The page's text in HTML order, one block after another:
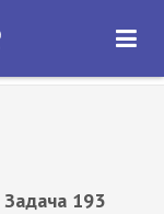
ОТКРЫТЬ
Задача 193